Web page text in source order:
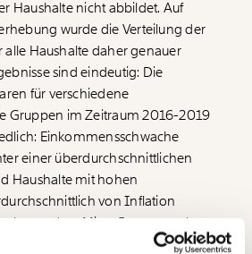
mit Dir!
und wir können gemeinsam
gestalten, dass sie für alle
Recherchen sind für alle frei im
und werbefrei. Und das wird auch
mit uns für den Fortschritt und
Deinem Mitgliedsbeitrag.
direkt?
AT34 4300 0498 0007 6017
Fragen und Antworten.
dem
Haushalte nicht abbildet. Auf
wurde die Verteilung der
Haushalte daher genauer
sind eindeutig: Die
für verschiedene
Gruppen im Zeitraum 2016-2019
Einkommensschwache
einer überdurchschnittlichen
Haushalte mit hohen
von Inflation
MieterInnen machte
der Wohnungsmieten stark zu